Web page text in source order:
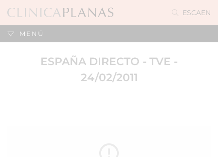
ESCAEN
MENÚ
ESPAÑA DIRECTO - TVE -
24/02/2011